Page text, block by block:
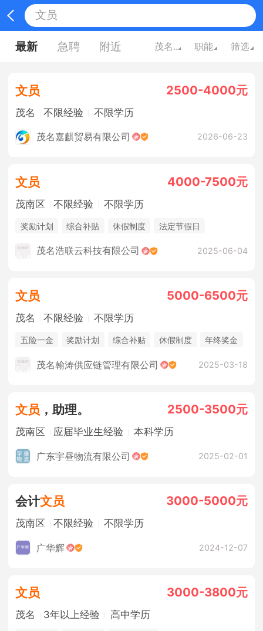
最新 急聘 附近 茂名广东 职能 筛选
文员 2500-4000元
茂名 不限经验 不限学历
茂名嘉麒贸易有限公司 2026-06-23
文员 4000-7500元
茂南区 不限经验 不限学历
奖励计划 综合补贴 休假制度
法定节假日
茂名浩联云科技有限公司 2025-06-04
文员 5000-6500元
茂名 不限经验 不限学历
五险一金 奖励计划 综合补贴 休假制度
年终奖金
茂名翰涛供应链管理有限公司 2025-03-18
文员 ，助理。 2500-3500元
茂南区 应届毕业生经验 本科学历
广东宇昼物流有限公司 2025-02-01
会计文员 3000-5000元
茂南区 不限经验 不限学历
广华辉 2024-12-07
文员 3000-3800元
茂名 3年以上经验 高中学历